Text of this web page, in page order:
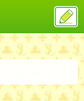
ス
投
稿